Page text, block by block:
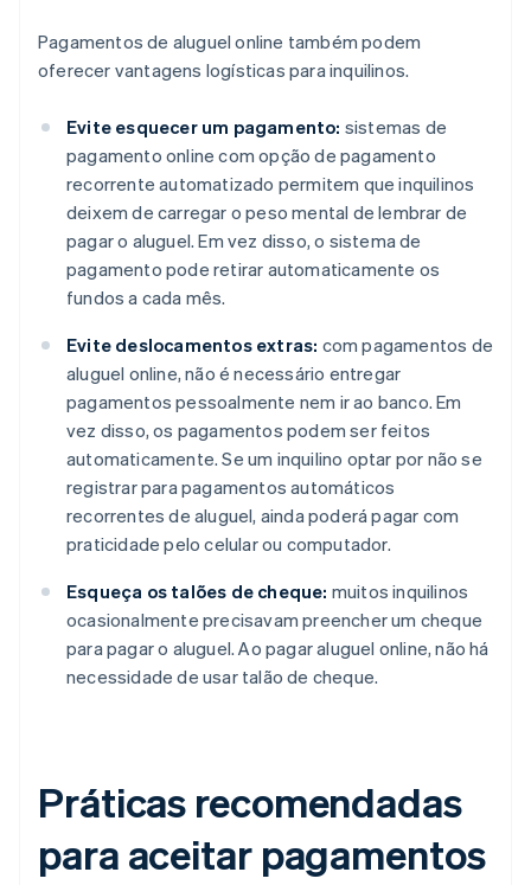
Pagamentos de aluguel online também podem
oferecer vantagens logísticas para inquilinos.
Evite esquecer um pagamento: sistemas de
pagamento online com opção de pagamento
recorrente automatizado permitem que inquilinos
deixem de carregar o peso mental de lembrar de
pagar o aluguel. Em vez disso, o sistema de
pagamento pode retirar automaticamente os
fundos a cada mês.
Evite deslocamentos extras: com pagamentos de
aluguel online, não é necessário entregar
pagamentos pessoalmente nem ir ao banco. Em
vez disso, os pagamentos podem ser feitos
automaticamente. Se um inquilino optar por não se
registrar para pagamentos automáticos
recorrentes de aluguel, ainda poderá pagar com
praticidade pelo celular ou computador.
Esqueça os talões de cheque: muitos inquilinos
ocasionalmente precisavam preencher um cheque
para pagar o aluguel. Ao pagar aluguel online, não há
necessidade de usar talão de cheque.
Práticas recomendadas
para aceitar pagamentos